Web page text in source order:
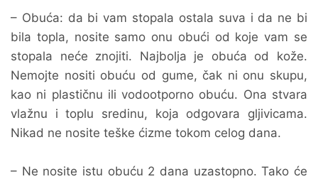
– Obuća: da bi vam stopala ostala suva i da ne bi
bila topla, nosite samo onu obući od koje vam se
stopala neće znojiti. Najbolja je obuća od kože.
Nemojte nositi obuću od gume, čak ni onu skupu,
kao ni plastičnu ili vodootporno obuću. Ona stvara
vlažnu i toplu sredinu, koja odgovara gljivicama.
Nikad ne nosite teške ćizme tokom celog dana.
– Ne nosite istu obuću 2 dana uzastopno. Tako će